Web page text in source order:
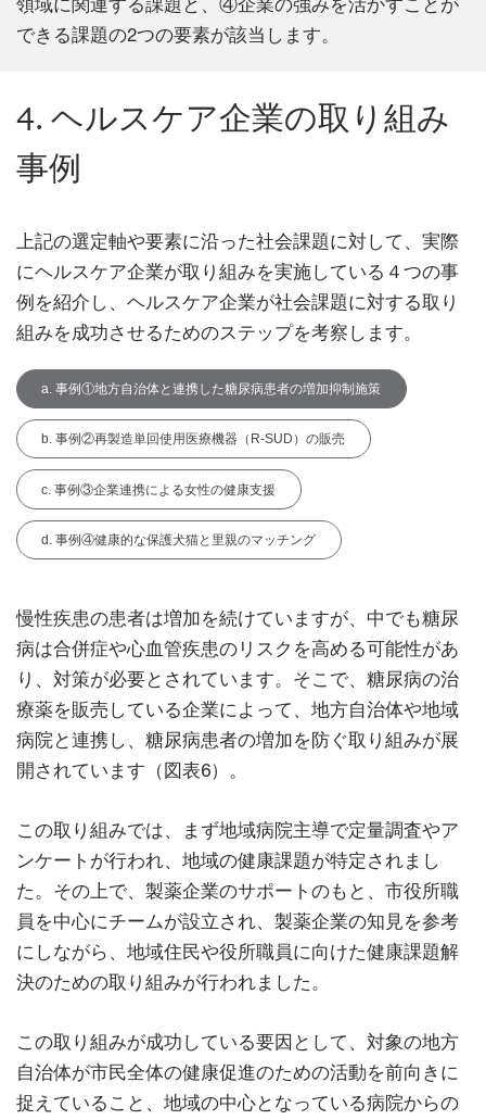
できる課題の2つの要素が該当します。
4. ヘルスケア企業の取り組み
事例
上記の選定軸や要素に沿った社会課題に対して、実際
にヘルスケア企業が取り組みを実施している４つの事
例を紹介し、ヘルスケア企業が社会課題に対する取り
組みを成功させるためのステップを考察します。
a. 事例①地方自治体と連携した糖尿病患者の増加抑制施策
b. 事例②再製造単回使用医療機器（R-SUD）の販売
c. 事例③企業連携による女性の健康支援
d. 事例④健康的な保護犬猫と里親のマッチング
慢性疾患の患者は増加を続けていますが、中でも糖尿
病は合併症や⼼⾎管疾患のリスクを⾼める可能性があ
り、対策が必要とされています。そこで、糖尿病の治
療薬を販売している企業によって、地方自治体や地域
病院と連携し、糖尿病患者の増加を防ぐ取り組みが展
開されています（図表6）。
この取り組みでは、まず地域病院主導で定量調査やア
ンケートが行われ、地域の健康課題が特定されまし
た。その上で、製薬企業のサポートのもと、市役所職
員を中心にチームが設立され、製薬企業の知見を参考
にしながら、地域住民や役所職員に向けた健康課題解
決のための取り組みが行われました。
この取り組みが成功している要因として、対象の地方
自治体が市民全体の健康促進のための活動を前向きに
捉えていること、地域の中心となっている病院からの